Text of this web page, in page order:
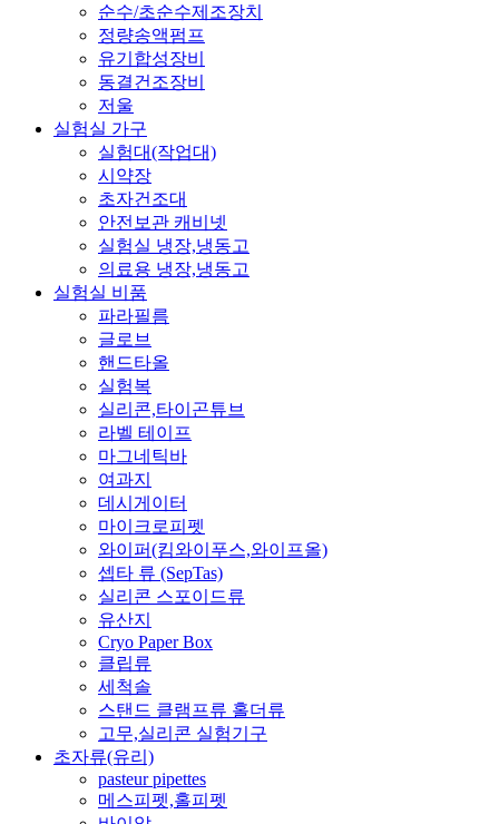
순수/초순수제조장치
정량송액펌프
유기합성장비
동결건조장비
저울
실험실 가구
실험대(작업대)
시약장
초자건조대
안전보관 캐비넷
실험실 냉장,냉동고
의료용 냉장,냉동고
실험실 비품
파라필름
글로브
핸드타올
실험복
실리콘,타이곤튜브
라벨 테이프
마그네틱바
여과지
데시게이터
마이크로피펫
와이퍼(킴와이푸스,와이프올)
셉타 류 (SepTas)
실리콘 스포이드류
유산지
Cryo Paper Box
클립류
세척솔
스탠드 클램프류 홀더류
고무,실리콘 실험기구
초자류(유리)
pasteur pipettes
메스피펫,홀피펫